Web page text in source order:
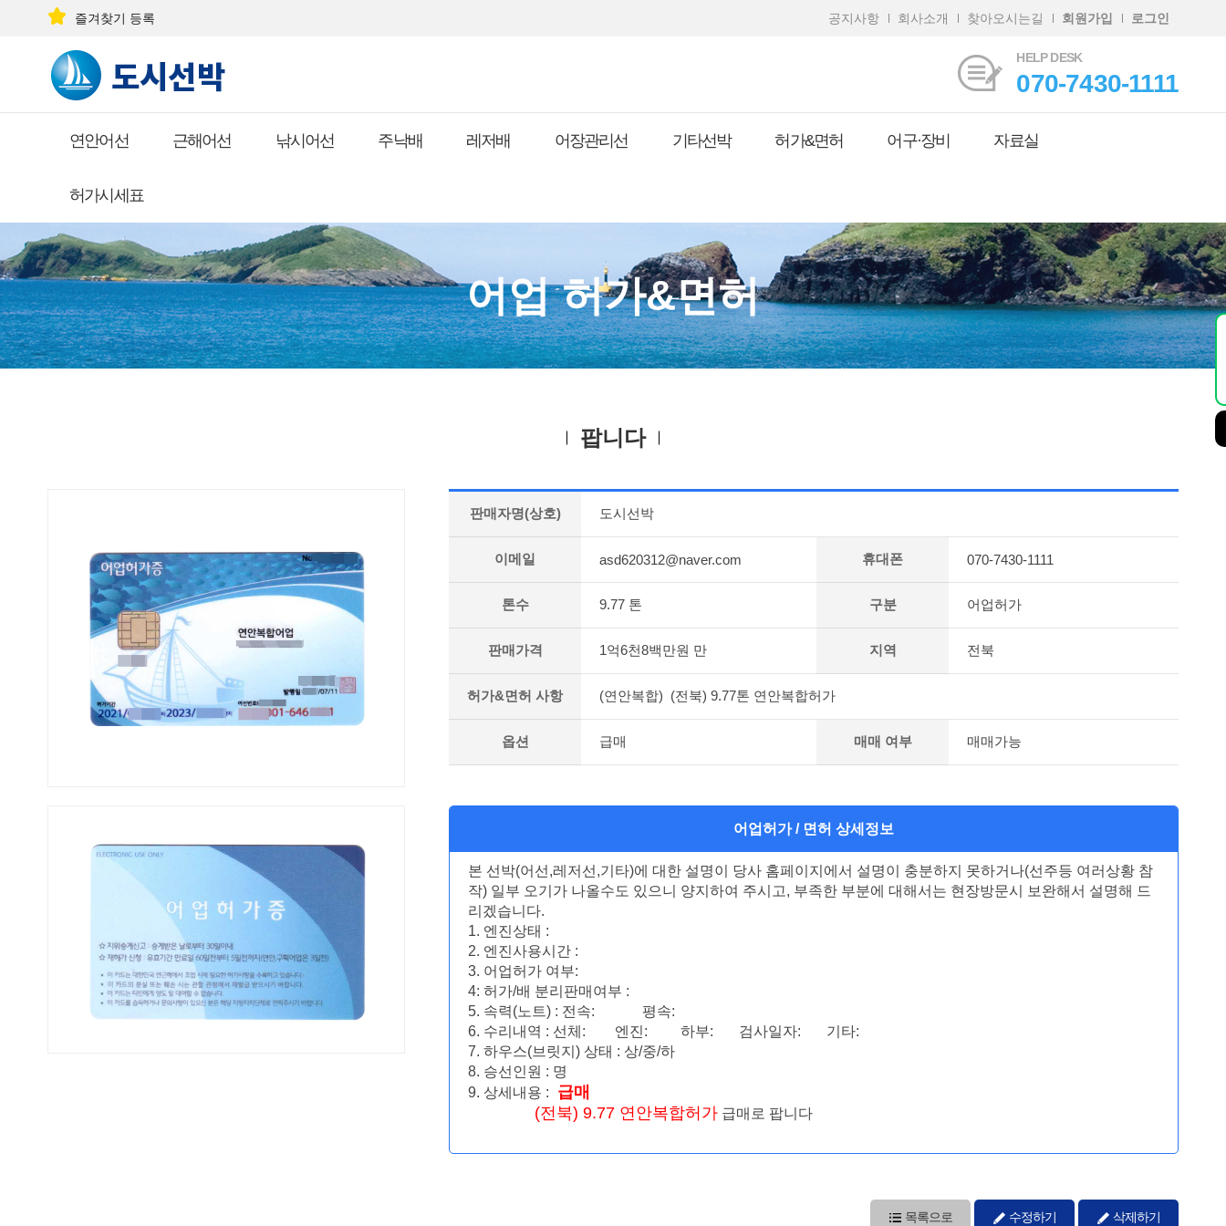
즐겨찾기 등록 공지사항 회사소개 찾아오시는길 회원가입 로그인
HELP DESK
070-7430-1111
연안어선 근해어선 낚시어선 주낙배 레저배 어장관리선 기타선박 허가&면허 어구·장비 자료실
허가시세표
어업 허가&면허
팝니다
판매자명(상호) 도시선박
이메일 asd620312@naver.com 휴대폰 070-7430-1111
톤수 9.77 톤 구분 어업허가
판매가격 1억6천8백만원 만 지역 전북
허가&면허 사항 (연안복합) (전북) 9.77톤 연안복합허가
옵션 급매 매매 여부 매매가능
어업허가 / 면허 상세정보
본 선박(어선,레저선,기타)에 대한 설명이 당사 홈페이지에서 설명이 충분하지 못하거나(선주등 여러상황 참
작) 일부 오기가 나올수도 있으니 양지하여 주시고, 부족한 부분에 대해서는 현장방문시 보완해서 설명해 드
리겠습니다.
1. 엔진상태 :
2. 엔진사용시간 :
3. 어업허가 여부:
4: 허가/배 분리판매여부 :
5. 속력(노트) : 전속: 평속:
6. 수리내역 : 선체: 엔진: 하부: 검사일자: 기타:
7. 하우스(브릿지) 상태 : 상/중/하
8. 승선인원 : 명
9. 상세내용 :
급매
(전북) 9.77 연안복합허가 급매로 팝니다
목록으로 수정하기 삭제하기